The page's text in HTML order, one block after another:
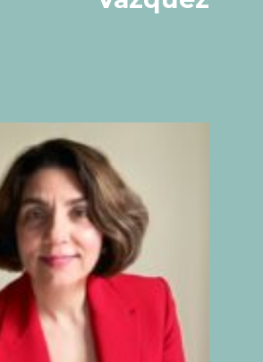
IX INFORME